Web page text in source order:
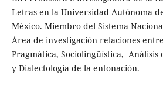
Letras en la Universidad Autónoma
México. Miembro del Sistema
Área de investigación relaciones
Pragmática, Sociolingüística, Análisis
y Dialectología de la entonación.